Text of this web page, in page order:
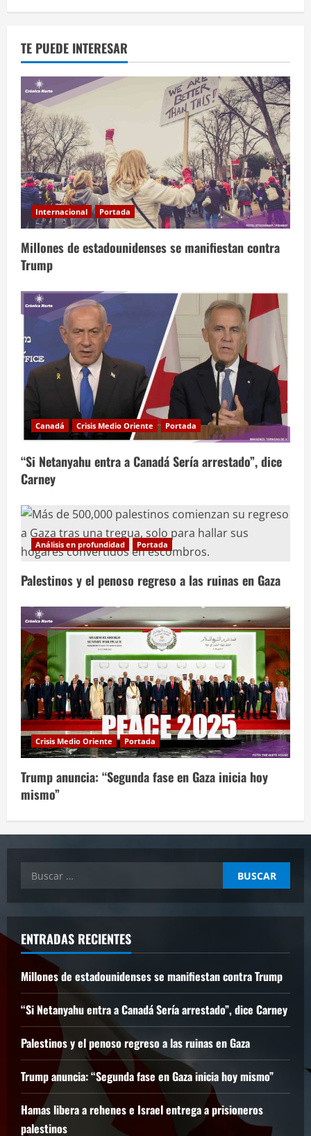
TE PUEDE INTERESAR
Internacional Portada
Millones de estadounidenses se manifiestan contra
Trump
Canadá Crisis Medio Oriente Portada
“Si Netanyahu entra a Canadá Sería arrestado”, dice
Carney
Análisis en profundidad Portada
Palestinos y el penoso regreso a las ruinas en Gaza
Crisis Medio Oriente Portada
Trump anuncia: “Segunda fase en Gaza inicia hoy
mismo”
Buscar:
ENTRADAS RECIENTES
Millones de estadounidenses se manifiestan contra Trump
“Si Netanyahu entra a Canadá Sería arrestado”, dice Carney
Palestinos y el penoso regreso a las ruinas en Gaza
Trump anuncia: “Segunda fase en Gaza inicia hoy mismo”
Hamas libera a rehenes e Israel entrega a prisioneros
palestinos